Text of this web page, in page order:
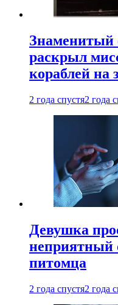
Знаменитый
раскрыл
кораблей на
2 года спустя2 года
Девушка
неприятный
питомца
2 года спустя2 года